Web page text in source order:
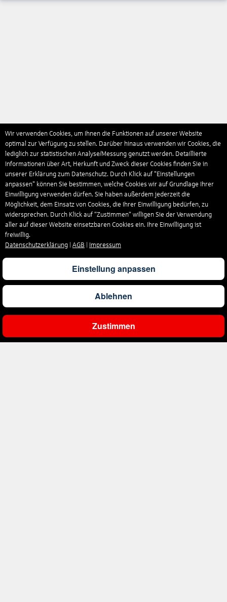
Ergebnisse filtern
Wir verwenden Cookies, um Ihnen die Funktionen auf unserer Website
optimal zur Verfügung zu stellen. Darüber hinaus verwenden wir Cookies, die
lediglich zur statistischen Analyse/Messung genutzt werden. Detaillierte
Informationen über Art, Herkunft und Zweck dieser Cookies finden Sie in
unserer Erklärung zum Datenschutz. Durch Klick auf "Einstellungen
anpassen" können Sie bestimmen, welche Cookies wir auf Grundlage Ihrer
Einwilligung verwenden dürfen. Sie haben außerdem jederzeit die
Möglichkeit, dem Einsatz von Cookies, die Ihrer Einwilligung bedürfen, zu
widersprechen. Durch Klick auf “Zustimmen“ willigen Sie der Verwendung
aller auf dieser Website einsetzbaren Cookies ein. Ihre Einwilligung ist
freiwillig.
Datenschutzerklärung
AGB Impressum
Einstellung anpassen
Ablehnen
Zustimmen